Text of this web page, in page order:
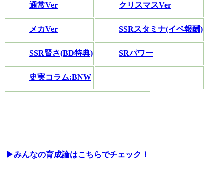
通常Ver クリスマスVer
メカVer SSRスタミナ(イベ報酬)
SSR賢さ(BD特典) SRパワー
史実コラム:BNW
▶みんなの育成論はこちらでチェック！